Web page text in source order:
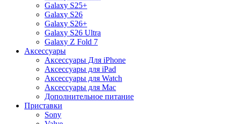
Galaxy S25+
Galaxy S26
Galaxy S26+
Galaxy S26 Ultra
Galaxy Z Fold 7
Аксессуары
Аксессуары Для iPhone
Аксессуары для iPad
Аксессуары для Watch
Аксессуары для Mac
Дополнительное питание
Приставки
Sony